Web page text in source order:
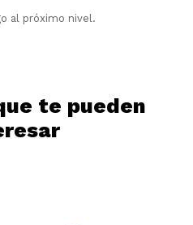
al próximo nivel.
te pueden
como metodo de pago